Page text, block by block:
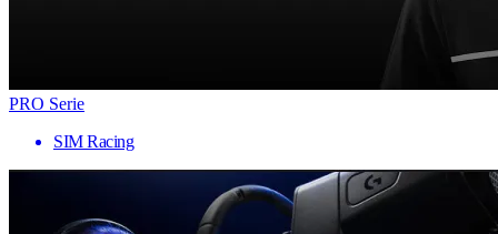
PRO Serie
SIM Racing